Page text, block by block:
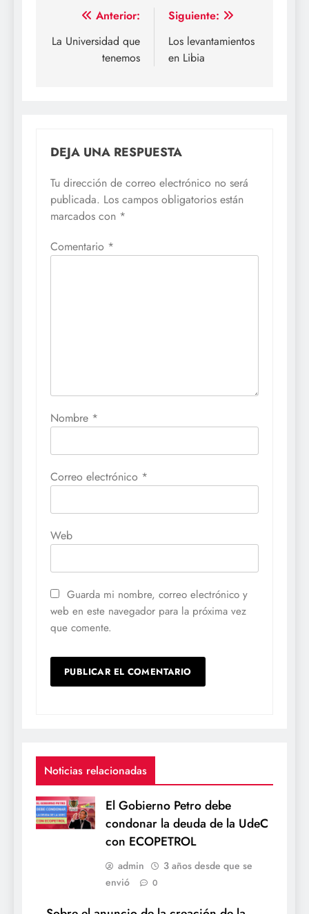
Navegación
de
entradas
Anterior:
La Universidad que
tenemos
Siguiente:
Los levantamientos
en Libia
DEJA UNA RESPUESTA
Tu dirección de correo electrónico no será
publicada. Los campos obligatorios están
marcados con *
Comentario *
Nombre *
Correo electrónico *
Web
Guarda mi nombre, correo electrónico y
web en este navegador para la próxima vez
que comente.
Noticias relacionadas
El Gobierno Petro debe
condonar la deuda de la UdeC
con ECOPETROL
admin
3 años desde que se
envió
0